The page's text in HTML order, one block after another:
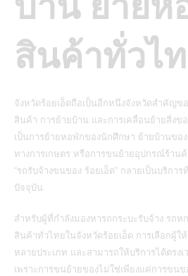
สินค้าทั่วไ
จังหวัดร้อยเอ็ดถือเป็นอีกหนึ่งจังหวัดสำคัญ
สินค้า การย้ายบ้าน และการเคลื่อนย้ายสิ่งข
เป็นการย้ายหอพักของนักศึกษา ย้ายบ้านขอ
ทางการเกษตร หรือการขนย้ายอุปกรณ์ร้าน
“รถรับจ้างขนของ ร้อยเอ็ด” กลายเป็นบริกา
ปัจจุบัน
สำหรับผู้ที่กำลังมองหารถกระบะรับจ้าง รถห
สินค้าทั่วไทยในจังหวัดร้อยเอ็ด การเลือกผู้
หลายประเภท และสามารถให้บริการได้ตรง
เพราะการขนย้ายของไม่ใช่เพียงแค่การขน